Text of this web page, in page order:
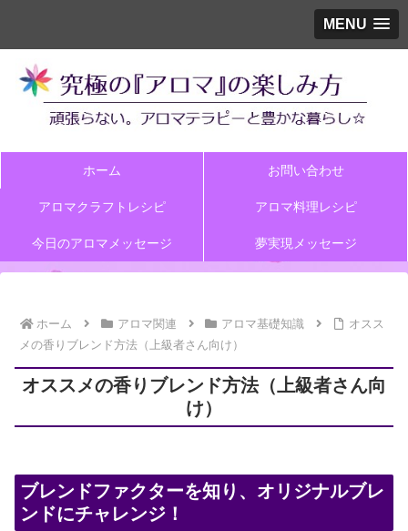
MENU
ホーム お問い合わせ
アロマクラフトレシピ アロマ料理レシピ
今日のアロマメッセージ 夢実現メッセージ
ホーム アロマ関連 アロマ基礎知識
オスス
メの香りブレンド方法（上級者さん向け）
オススメの香りブレンド方法（上級者さん向
け）
ブレンドファクターを知り、オリジナルブレ
ンドにチャレンジ！